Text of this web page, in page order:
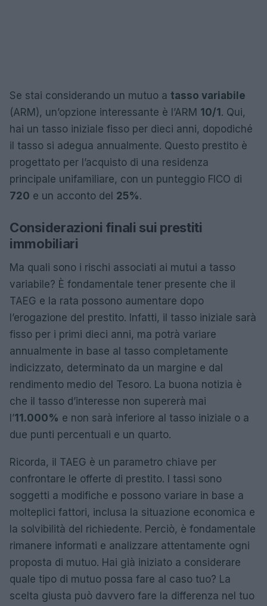
Se stai considerando un mutuo a tasso variabile
(ARM), un’opzione interessante è l’ARM 10/1 . Qui,
hai un tasso iniziale fisso per dieci anni, dopodiché
il tasso si adegua annualmente. Questo prestito è
progettato per l’acquisto di una residenza
principale unifamiliare, con un punteggio FICO di
720 e un acconto del 25%.
Considerazioni finali sui prestiti
immobiliari
Ma quali sono i rischi associati ai mutui a tasso
variabile? È fondamentale tener presente che il
TAEG e la rata possono aumentare dopo
l’erogazione del prestito. Infatti, il tasso iniziale sarà
fisso per i primi dieci anni, ma potrà variare
annualmente in base al tasso completamente
indicizzato, determinato da un margine e dal
rendimento medio del Tesoro. La buona notizia è
che il tasso d’interesse non supererà mai
l’11.000% e non sarà inferiore al tasso iniziale o a
due punti percentuali e un quarto.
Ricorda, il TAEG è un parametro chiave per
confrontare le offerte di prestito. I tassi sono
soggetti a modifiche e possono variare in base a
molteplici fattori, inclusa la situazione economica e
la solvibilità del richiedente. Perciò, è fondamentale
rimanere informati e analizzare attentamente ogni
proposta di mutuo. Hai già iniziato a considerare
quale tipo di mutuo possa fare al caso tuo? La
scelta giusta può davvero fare la differenza nel tuo